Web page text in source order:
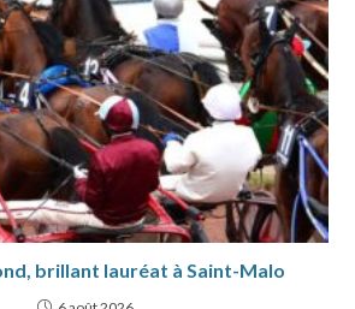
brillant lauréat à Saint-Malo